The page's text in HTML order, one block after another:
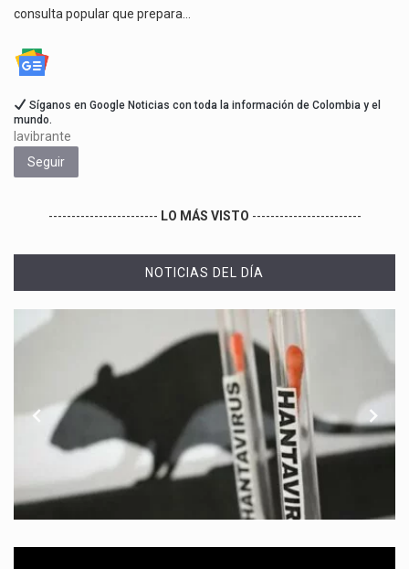
consulta popular que prepara…
Síganos en Google Noticias con toda la información de Colombia y el
mundo.
lavibrante
Seguir
------------------------ LO MÁS VISTO ------------------------
NOTICIAS DEL DÍA